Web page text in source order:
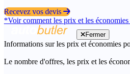
Recevez vos devis
*Voir comment les prix et les économies
Fermer
Informations sur les prix et économies
Le nombre d'offres, les prix et les